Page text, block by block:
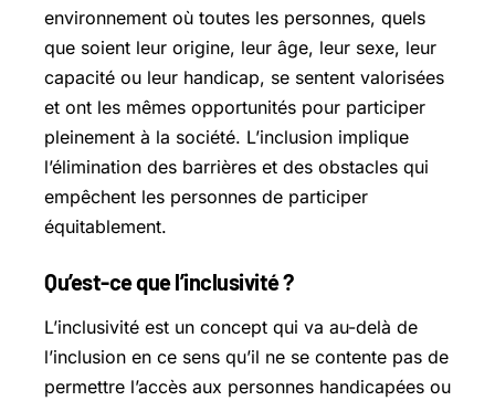
environnement où toutes les personnes, quels
que soient leur origine, leur âge, leur sexe, leur
capacité ou leur handicap, se sentent valorisées
et ont les mêmes opportunités pour participer
pleinement à la société. L’inclusion implique
l’élimination des barrières et des obstacles qui
empêchent les personnes de participer
équitablement.
Qu’est-ce que l’inclusivité ?
L’inclusivité est un concept qui va au-delà de
l’inclusion en ce sens qu’il ne se contente pas de
permettre l’accès aux personnes handicapées ou